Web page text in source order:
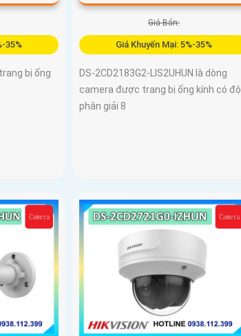
35%
bị ống
Giá Bán:
Giá Khuyến Mại: 5%-35%
DS-2CD2183G2-LIS2UHUN là dòng
camera được trang bị ống kính có độ
phân giải 8